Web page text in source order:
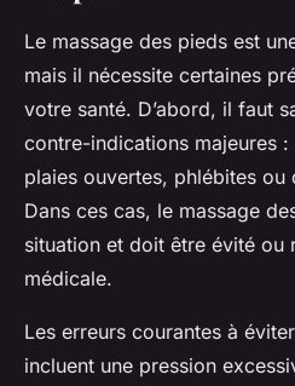
Le massage des pieds est
mais il nécessite certaines
votre santé. D’abord, il faut
contre-indications majeures
plaies ouvertes, phlébites
Dans ces cas, le massage
situation et doit être évité ou
médicale.
Les erreurs courantes à
incluent une pression